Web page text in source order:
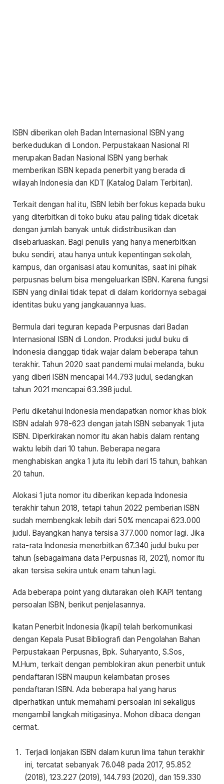
ISBN diberikan oleh Badan Internasional ISBN yang
berkedudukan di London. Perpustakaan Nasional RI
merupakan Badan Nasional ISBN yang berhak
memberikan ISBN kepada penerbit yang berada di
wilayah Indonesia dan KDT (Katalog Dalam Terbitan).
Terkait dengan hal itu, ISBN lebih berfokus kepada buku
yang diterbitkan di toko buku atau paling tidak dicetak
dengan jumlah banyak untuk didistribusikan dan
disebarluaskan. Bagi penulis yang hanya menerbitkan
buku sendiri, atau hanya untuk kepentingan sekolah,
kampus, dan organisasi atau komunitas, saat ini pihak
perpusnas belum bisa mengeluarkan ISBN. Karena fungsi
ISBN yang dinilai tidak tepat di dalam koridornya sebagai
identitas buku yang jangkauannya luas.
Bermula dari teguran kepada Perpusnas dari Badan
Internasional ISBN di London. Produksi judul buku di
Indonesia dianggap tidak wajar dalam beberapa tahun
terakhir. Tahun 2020 saat pandemi mulai melanda, buku
yang diberi ISBN mencapai 144.793 judul, sedangkan
tahun 2021 mencapai 63.398 judul.
Perlu diketahui Indonesia mendapatkan nomor khas blok
ISBN adalah 978-623 dengan jatah ISBN sebanyak 1 juta
ISBN. Diperkirakan nomor itu akan habis dalam rentang
waktu lebih dari 10 tahun. Beberapa negara
menghabiskan angka 1 juta itu lebih dari 15 tahun, bahkan
20 tahun.
Alokasi 1 juta nomor itu diberikan kepada Indonesia
terakhir tahun 2018, tetapi tahun 2022 pemberian ISBN
sudah membengkak lebih dari 50% mencapai 623.000
judul. Bayangkan hanya tersisa 377.000 nomor lagi. Jika
rata-rata Indonesia menerbitkan 67.340 judul buku per
tahun (sebagaimana data Perpusnas RI, 2021), nomor itu
akan tersisa sekira untuk enam tahun lagi.
Ada beberapa point yang diutarakan oleh IKAPI tentang
persoalan ISBN, berikut penjelasannya.
Ikatan Penerbit Indonesia (Ikapi) telah berkomunikasi
dengan Kepala Pusat Bibliografi dan Pengolahan Bahan
Perpustakaan Perpusnas, Bpk. Suharyanto, S.Sos,
M.Hum, terkait dengan pemblokiran akun penerbit untuk
pendaftaran ISBN maupun kelambatan proses
pendaftaran ISBN. Ada beberapa hal yang harus
diperhatikan untuk memahami persoalan ini sekaligus
mengambil langkah mitigasinya. Mohon dibaca dengan
cermat.
Terjadi lonjakan ISBN dalam kurun lima tahun terakhir
ini, tercatat sebanyak 76.048 pada 2017, 95.852
(2018), 123.227 (2019), 144.793 (2020), dan 159.330